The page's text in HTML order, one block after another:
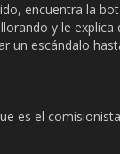
encuentra la
y le explica
un escándalo
es el